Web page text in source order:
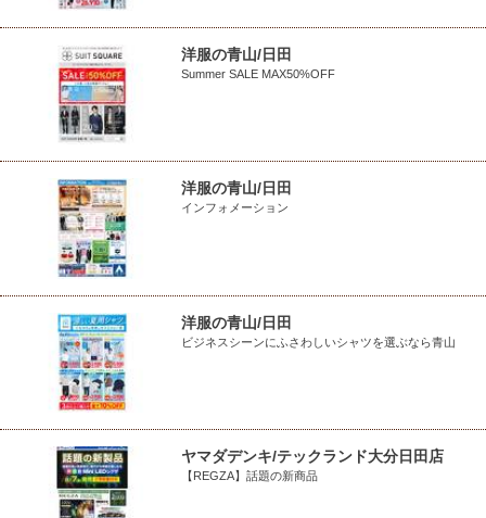
洋服の青山/日田
Summer SALE MAX50%OFF
洋服の青山/日田
インフォメーション
洋服の青山/日田
ビジネスシーンにふさわしいシャツを選ぶなら青山
ヤマダデンキ/テックランド大分日田店
【REGZA】話題の新商品